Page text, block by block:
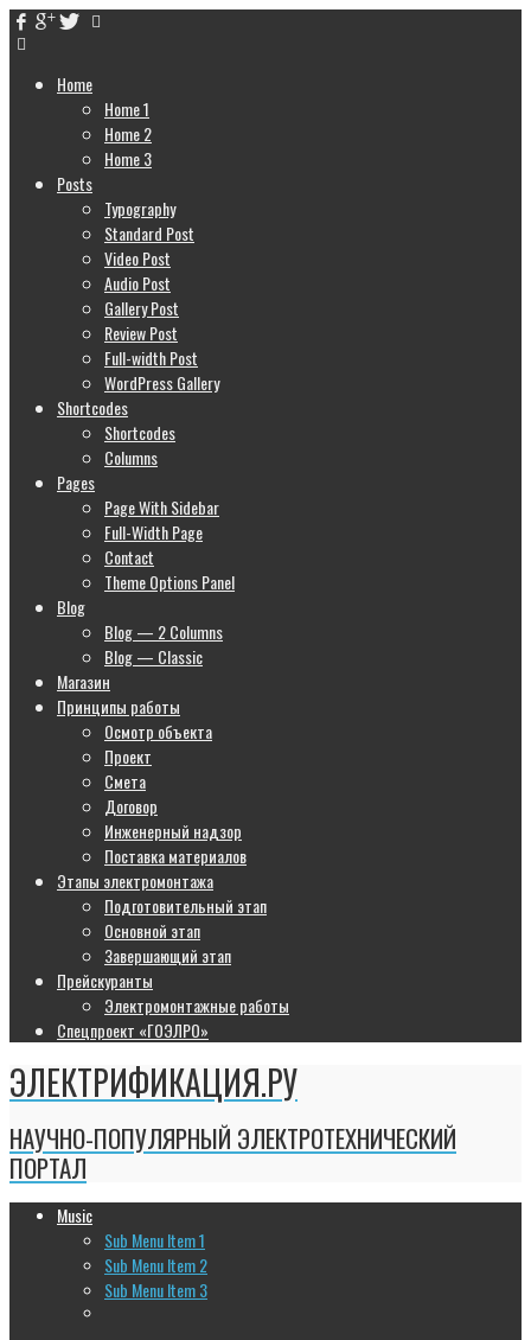
Home
Home 1
Home 2
Home 3
Posts
Typography
Standard Post
Video Post
Audio Post
Gallery Post
Review Post
Full-width Post
WordPress Gallery
Shortcodes
Shortcodes
Columns
Pages
Page With Sidebar
Full-Width Page
Contact
Theme Options Panel
Blog
Blog — 2 Columns
Blog — Classic
Магазин
Принципы работы
Осмотр объекта
Проект
Смета
Договор
Инженерный надзор
Поставка материалов
Этапы электромонтажа
Подготовительный этап
Основной этап
Завершающий этап
Прейскуранты
Электромонтажные работы
Спецпроект «ГОЭЛРО»
ЭЛЕКТРИФИКАЦИЯ.РУ
НАУЧНО-ПОПУЛЯРНЫЙ ЭЛЕКТРОТЕХНИЧЕСКИЙ
ПОРТАЛ
Music
Sub Menu Item 1
Sub Menu Item 2
Sub Menu Item 3